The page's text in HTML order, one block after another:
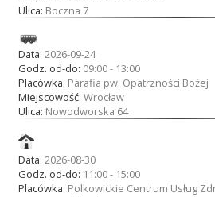
Ulica: Boczna 7
Data: 2026-09-24
Godz. od-do: 09:00 - 13:00
Placówka: Parafia pw. Opatrzności Bożej
Miejscowość: Wrocław
Ulica: Nowodworska 64
Data: 2026-08-30
Godz. od-do: 11:00 - 15:00
Placówka: Polkowickie Centrum Usług